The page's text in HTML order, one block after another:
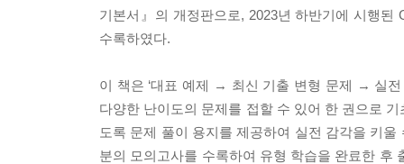
기본서』의 개정판으로, 2023년 하반기에 시행
수록하였다.
이 책은 ‘대표 예제 → 최신 기출 변형 문제 → 실
다양한 난이도의 문제를 접할 수 있어 한 권으로
도록 문제 풀이 용지를 제공하여 실전 감각을 키
분의 모의고사를 수록하여 유형 학습을 완료한 후